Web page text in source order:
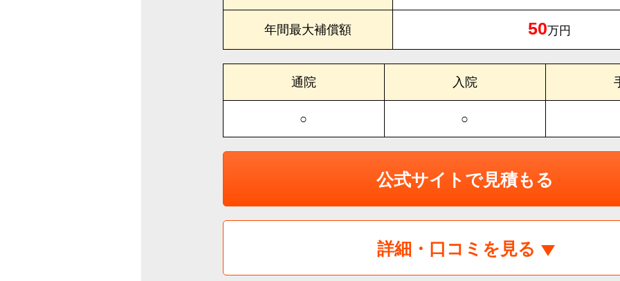
年間最大補償額 50万円
通院 入院
○ ○
公式サイトで見積もる
詳細・口コミを見る